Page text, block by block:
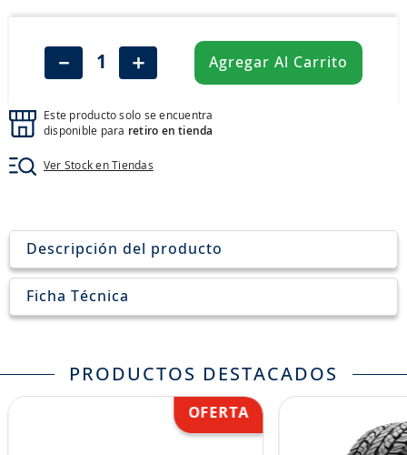
＋
－ Agregar Al Carrito
Este producto solo se encuentra
disponible para retiro en tienda
Ver Stock en Tiendas
Descripción del producto
Ficha Técnica
PRODUCTOS DESTACADOS
aceite
jockey john deere